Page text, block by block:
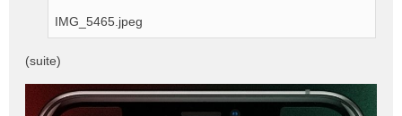
IMG_5465.jpeg
(suite)